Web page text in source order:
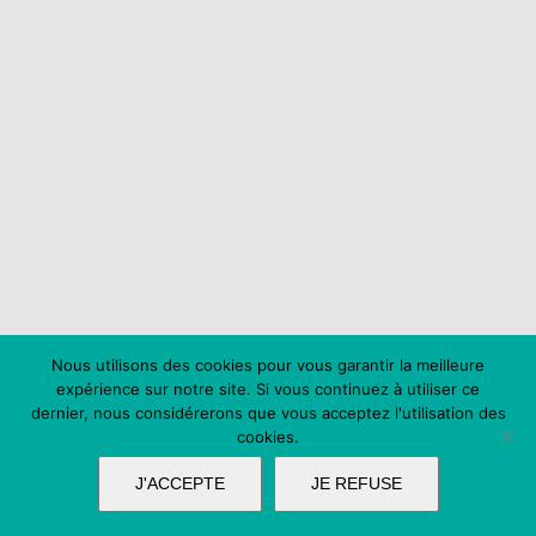
Nous utilisons des cookies pour vous garantir la meilleure
expérience sur notre site. Si vous continuez à utiliser ce
dernier, nous considérerons que vous acceptez l'utilisation des
cookies.
J'ACCEPTE JE REFUSE